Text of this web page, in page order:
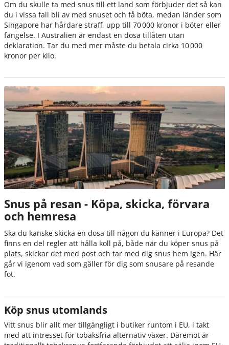
Om du skulle ta med snus till ett land som förbjuder det så kan
du i vissa fall bli av med snuset och få böta, medan länder som
Singapore har hårdare straff, upp till 70 000 kronor i böter eller
fängelse. I Australien är endast en dosa tillåten utan
deklaration. Tar du med mer måste du betala cirka 10 000
kronor per kilo.
Snus på resan - Köpa, skicka, förvara
och hemresa
Ska du kanske skicka en dosa till någon du känner i Europa? Det
finns en del regler att hålla koll på, både när du köper snus på
plats, skickar det med post och tar med dig snus hem igen. Här
går vi igenom vad som gäller för dig som snusare på resande
fot.
Köp snus utomlands
Vitt snus blir allt mer tillgängligt i butiker runtom i EU, i takt
med att intresset för tobaksfria alternativ växer. Däremot är